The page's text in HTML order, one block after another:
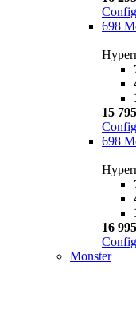
698
15
698
16
Monster